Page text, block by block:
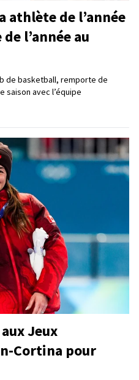
athlète de l’année
l’année au
de basketball, remporte de
saison avec l’équipe
Jeux
Cortina pour